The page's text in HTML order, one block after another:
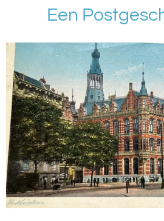
naar
de
hoofdinhoud
Een